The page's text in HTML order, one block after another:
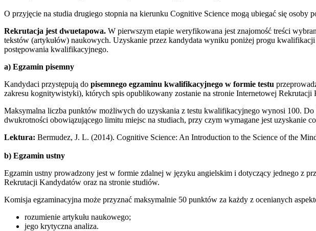
O przyjęcie na studia drugiego stopnia na kierunku Cognitive Science mogą ubiegać się
Rekrutacja jest dwuetapowa. W pierwszym etapie weryfikowana jest znajomość treści
tekstów (artykułów) naukowych. Uzyskanie przez kandydata wyniku poniżej progu
postępowania kwalifikacyjnego.
a) Egzamin pisemny
Kandydaci przystępują do pisemnego egzaminu kwalifikacyjnego w formie testu
zakresu kognitywistyki), których spis opublikowany zostanie na stronie Internetowej Rekrutacji
Maksymalna liczba punktów możliwych do uzyskania z testu kwalifikacyjnego wynosi 100.
dwukrotności obowiązującego limitu miejsc na studiach, przy czym wymagane jest uzyskanie
Lektura: Bermudez, J. L. (2014). Cognitive Science: An Introduction to the Science of the
b) Egzamin ustny
Egzamin ustny prowadzony jest w formie zdalnej w języku angielskim i dotyczący jednego z
Rekrutacji Kandydatów oraz na stronie studiów.
Komisja egzaminacyjna może przyznać maksymalnie 50 punktów za każdy z ocenianych
rozumienie artykułu naukowego;
jego krytyczna analiza.